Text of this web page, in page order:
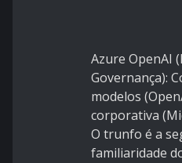
Azure OpenAI
Governança):
modelos
corporativa
O trunfo é a
familiaridade